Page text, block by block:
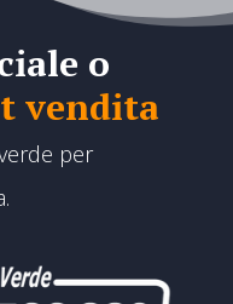
o
vendita
per